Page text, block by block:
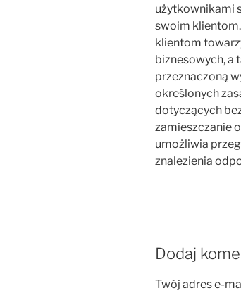
użytkownikami
swoim
klientom
biznesowych, a
przeznaczoną
określonych
dotyczących
zamieszczanie
umożliwia
znalezienia
Dodaj
Twój adres e-